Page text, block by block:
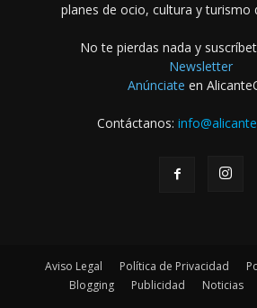
planes de ocio, cultura y turismo
No te pierdas nada y
Newsletter
Anúnciate en
Contáctanos:
Aviso Legal Política de Privacidad
Blogging
Publicidad Noticias